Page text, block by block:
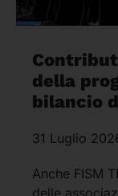
della
bilancio
31 Luglio
Anche FISM
delle